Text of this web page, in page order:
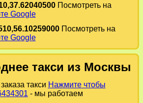
Посмотреть на
Google
Посмотреть на
Google
такси из Москвы
такси Нажмите чтобы
- мы работаем